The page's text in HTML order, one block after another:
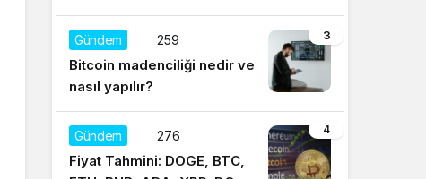
Satışların yüzde 95’i
Dogecoin ile
3
Gündem 259
Bitcoin madenciliği nedir ve
nasıl yapılır?
4
Gündem 276
Fiyat Tahmini: DOGE, BTC,